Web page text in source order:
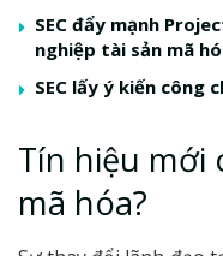
SEC đẩy mạnh
nghiệp tài sản mã
SEC lấy ý kiến công
Tín hiệu
mã hóa?